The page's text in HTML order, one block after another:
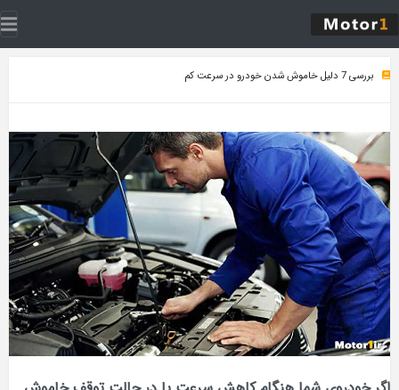
بررسی 7 دلیل خاموش شدن خودرو در سرعت کم